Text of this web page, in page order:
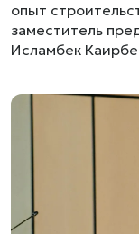
опыт
заместитель
Исламбек